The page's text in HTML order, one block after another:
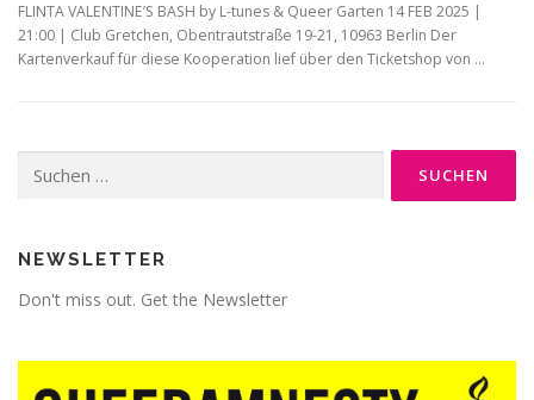
FLINTA VALENTINE’S BASH by L-tunes & Queer Garten 14 FEB 2025 |
21:00 | Club Gretchen, Obentrautstraße 19-21, 10963 Berlin Der
Kartenverkauf für diese Kooperation lief über den Ticketshop von …
nach:
NEWSLETTER
Don't miss out. Get the Newsletter